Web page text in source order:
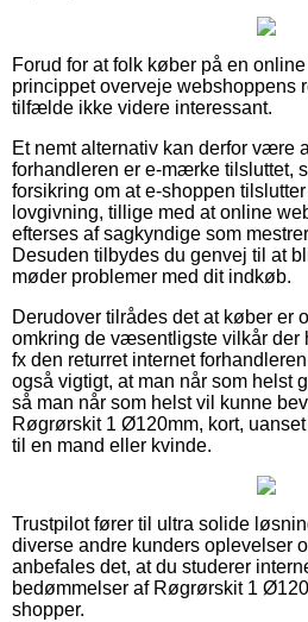
Forud for at folk køber på en
princippet overveje webshoppens
tilfælde ikke videre interessant.
Et nemt alternativ kan derfor være
forhandleren er e-mærke tilsluttet,
forsikring om at e-shoppen
lovgivning, tillige med at online
efterses af sagkyndige som
Desuden tilbydes du genvej til at
møder problemer med dit indkøb.
Derudover tilrådes det at køber er
omkring de væsentligste vilkår der
fx den returret internet
også vigtigt, at man når som helst
så man når som helst vil kunne
Røgrørskit 1 Ø120mm, kort,
til en mand eller kvinde.
Trustpilot fører til ultra solide
diverse andre kunders oplevelser
anbefales det, at du studerer
bedømmelser af Røgrørskit 1
shopper.